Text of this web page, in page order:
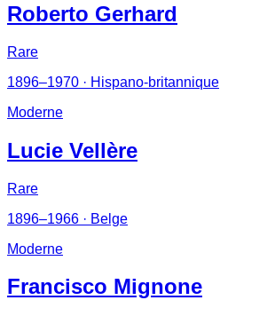
Roberto Gerhard
Rare
1896–1970 · Hispano-britannique
Moderne
Lucie Vellère
Rare
1896–1966 · Belge
Moderne
Francisco Mignone